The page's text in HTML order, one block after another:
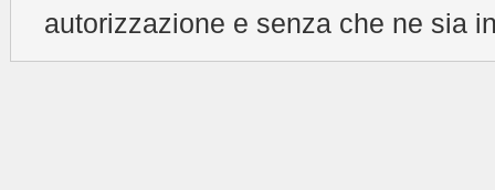
autorizzazione e senza che ne sia